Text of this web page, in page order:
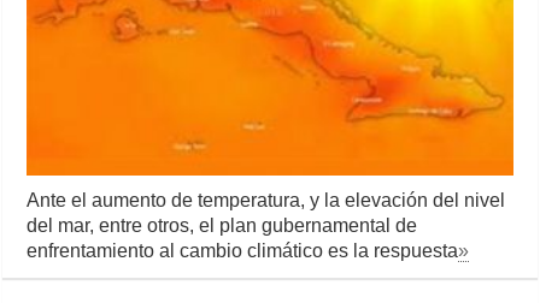
Ante el aumento de temperatura, y la elevación del nivel
del mar, entre otros, el plan gubernamental de
enfrentamiento al cambio climático es la respuesta»